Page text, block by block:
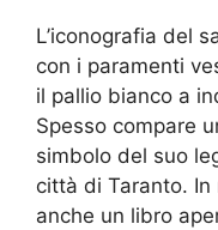
L’iconografia del
con i paramenti
il pallio bianco a
Spesso compare
simbolo del suo
città di Taranto.
anche un libro